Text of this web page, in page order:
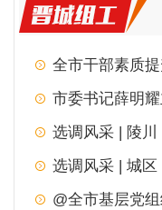
全市干部素质
市委书记薛明
选调风采 | 陵川
选调风采 | 城
@全市基层党组织 8